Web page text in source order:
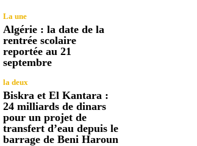
La une
Algérie : la date de la
rentrée scolaire
reportée au 21
septembre
la deux
Biskra et El Kantara :
24 milliards de dinars
pour un projet de
transfert d’eau depuis le
barrage de Beni Haroun